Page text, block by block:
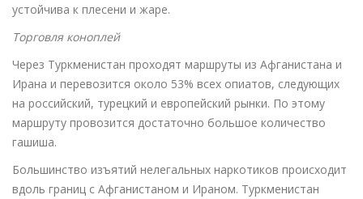
устойчива к плесени и жаре.
Торговля коноплей
Через Туркменистан проходят маршруты из Афганистана и
Ирана и перевозится около 53% всех опиатов, следующих
на российский, турецкий и европейский рынки. По этому
маршруту провозится достаточно большое количество
гашиша.
Большинство изъятий нелегальных наркотиков происходит
вдоль границ с Афганистаном и Ираном. Туркменистан